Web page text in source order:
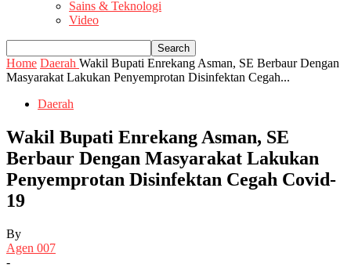
Sains & Teknologi
Video
Home Daerah Wakil Bupati Enrekang Asman, SE Berbaur Dengan
Masyarakat Lakukan Penyemprotan Disinfektan Cegah...
Daerah
Wakil Bupati Enrekang Asman, SE
Berbaur Dengan Masyarakat Lakukan
Penyemprotan Disinfektan Cegah Covid-
19
By
Agen 007
-